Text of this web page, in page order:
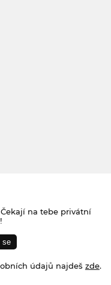
na tebe privátní
údajů najdeš zde.